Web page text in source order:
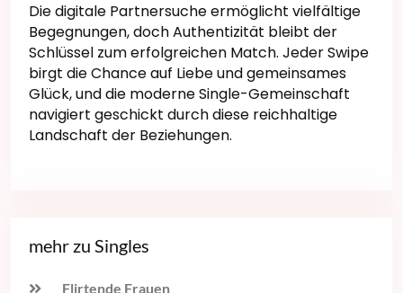
Die digitale Partnersuche ermöglicht vielfältige
Begegnungen, doch Authentizität bleibt der
Schlüssel zum erfolgreichen Match. Jeder Swipe
birgt die Chance auf Liebe und gemeinsames
Glück, und die moderne Single-Gemeinschaft
navigiert geschickt durch diese reichhaltige
Landschaft der Beziehungen.
mehr zu Singles
Flirtende Frauen